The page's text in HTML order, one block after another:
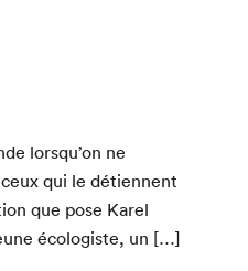
lorsqu’on ne
qui le déti­en­nent
que pose Karel
écol­o­giste, un […]